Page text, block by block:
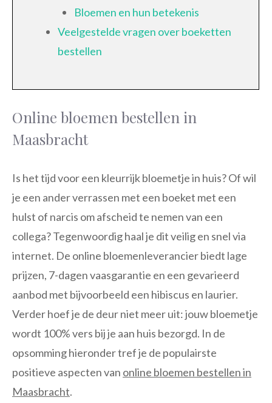
Bloemen en hun betekenis
Veelgestelde vragen over boeketten
bestellen
Online bloemen bestellen in
Maasbracht
Is het tijd voor een kleurrijk bloemetje in huis? Of wil
je een ander verrassen met een boeket met een
hulst of narcis om afscheid te nemen van een
collega? Tegenwoordig haal je dit veilig en snel via
internet. De online bloemenleverancier biedt lage
prijzen, 7-dagen vaasgarantie en een gevarieerd
aanbod met bijvoorbeeld een hibiscus en laurier.
Verder hoef je de deur niet meer uit: jouw bloemetje
wordt 100% vers bij je aan huis bezorgd. In de
opsomming hieronder tref je de populairste
positieve aspecten van online bloemen bestellen in
Maasbracht.